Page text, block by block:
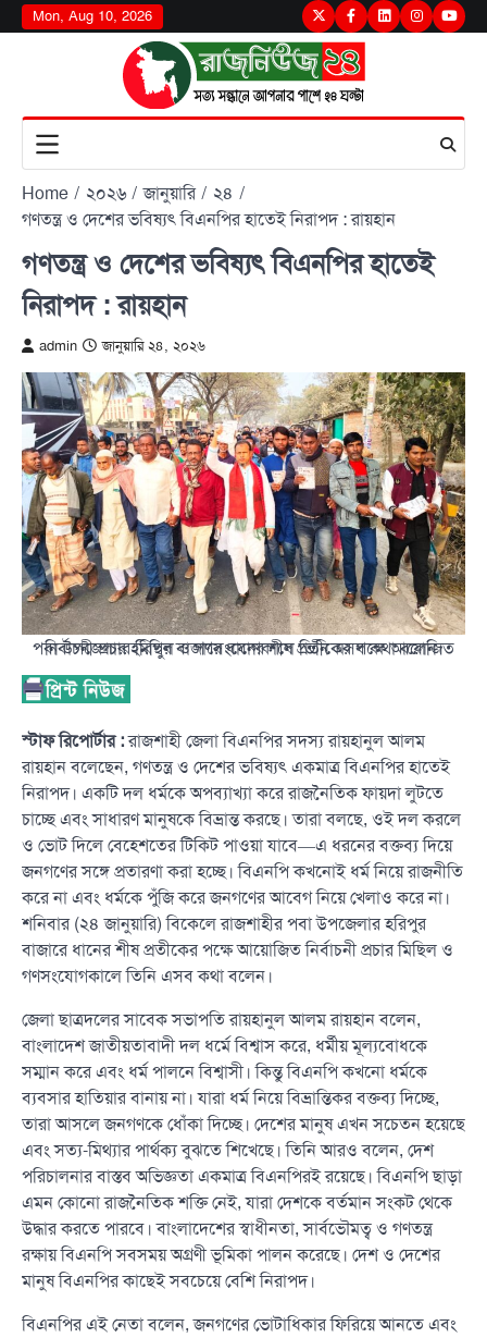
Skip
to
Mon, Aug 10, 2026 TwitterFacebook
LinkedInInstagram
Home ২০২৬ জানুয়ারি
২৪
গণতন্ত্র ও দেশের ভবিষ্যৎ বিএনপির হাতেই নিরাপদ : রায়হান
গণতন্ত্র ও দেশের ভবিষ্যৎ বিএনপির হাতেই
নিরাপদ : রায়হান
admin জানুয়ারি ২৪, ২০২৬
পবা উপজেলার হরিপুর বাজারে ধানের শীষ প্রতীকের পক্ষে আয়োজিত নির্বাচনী প্রচার মিছিল ও গণসংযোগকালে তিনি এসব কথা বলেন।
স্টাফ রিপোর্টার :রাজশাহী জেলা বিএনপির সদস্য রায়হানুল আলম
রায়হান বলেছেন, গণতন্ত্র ও দেশের ভবিষ্যৎ একমাত্র বিএনপির হাতেই
নিরাপদ। একটি দল ধর্মকে অপব্যাখ্যা করে রাজনৈতিক ফায়দা লুটতে
চাচ্ছে এবং সাধারণ মানুষকে বিভ্রান্ত করছে। তারা বলছে, ওই দল করলে
ও ভোট দিলে বেহেশতের টিকিট পাওয়া যাবে—এ ধরনের বক্তব্য দিয়ে
জনগণের সঙ্গে প্রতারণা করা হচ্ছে। বিএনপি কখনোই ধর্ম নিয়ে রাজনীতি
করে না এবং ধর্মকে পুঁজি করে জনগণের আবেগ নিয়ে খেলাও করে না।
শনিবার (২৪ জানুয়ারি) বিকেলে রাজশাহীর পবা উপজেলার হরিপুর
বাজারে ধানের শীষ প্রতীকের পক্ষে আয়োজিত নির্বাচনী প্রচার মিছিল ও
গণসংযোগকালে তিনি এসব কথা বলেন।
জেলা ছাত্রদলের সাবেক সভাপতি রায়হানুল আলম রায়হান বলেন,
বাংলাদেশ জাতীয়তাবাদী দল ধর্মে বিশ্বাস করে, ধর্মীয় মূল্যবোধকে
সম্মান করে এবং ধর্ম পালনে বিশ্বাসী। কিন্তু বিএনপি কখনো ধর্মকে
ব্যবসার হাতিয়ার বানায় না। যারা ধর্ম নিয়ে বিভ্রান্তিকর বক্তব্য দিচ্ছে,
তারা আসলে জনগণকে ধোঁকা দিচ্ছে। দেশের মানুষ এখন সচেতন হয়েছে
এবং সত্য-মিথ্যার পার্থক্য বুঝতে শিখেছে। তিনি আরও বলেন, দেশ
পরিচালনার বাস্তব অভিজ্ঞতা একমাত্র বিএনপিরই রয়েছে। বিএনপি ছাড়া
এমন কোনো রাজনৈতিক শক্তি নেই, যারা দেশকে বর্তমান সংকট থেকে
উদ্ধার করতে পারবে। বাংলাদেশের স্বাধীনতা, সার্বভৌমত্ব ও গণতন্ত্র
রক্ষায় বিএনপি সবসময় অগ্রণী ভূমিকা পালন করেছে। দেশ ও দেশের
মানুষ বিএনপির কাছেই সবচেয়ে বেশি নিরাপদ।
বিএনপির এই নেতা বলেন, জনগণের ভোটাধিকার ফিরিয়ে আনতে এবং